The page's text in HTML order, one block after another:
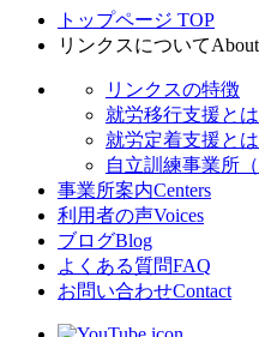
トップページ TOP
リンクスについて
リンクスの特徴
就労移行支援とは
就労定着支援とは
自立訓練事業所
事業所案内Centers
利用者の声Voices
ブログBlog
よくある質問FAQ
お問い合わせContact